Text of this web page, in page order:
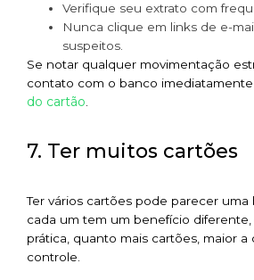
Verifique seu extrato com
Nunca clique em links de e-
suspeitos.
Se notar qualquer movimentação
contato com o banco
do cartão
7. Ter muitos cartões
Ter vários cartões pode parecer uma
cada um tem um benefício diferente,
prática, quanto mais cartões, maior
controle.